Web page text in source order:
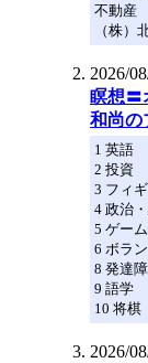
不動産
（株）
2026/
瞑想〓
和尚の
1 英語
2 投資
3 フィ
4 政治
5 ゲーム
6 ボラ
8 発達
9 語学
10 将棋
2026/